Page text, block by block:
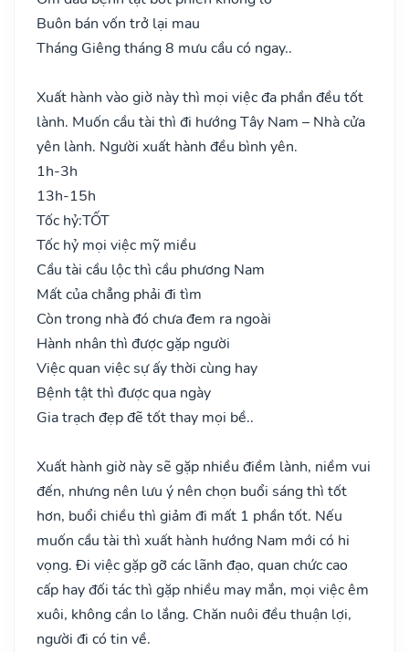
Buôn bán vốn trở lại mau
Tháng Giêng tháng 8 mưu cầu có ngay..
Xuất hành vào giờ này thì mọi việc đa phần đều tốt
lành. Muốn cầu tài thì đi hướng Tây Nam – Nhà cửa
yên lành. Người xuất hành đều bình yên.
1h-3h
13h-15h
Tốc hỷ:TỐT
Tốc hỷ mọi việc mỹ miều
Cầu tài cầu lộc thì cầu phương Nam
Mất của chẳng phải đi tìm
Còn trong nhà đó chưa đem ra ngoài
Hành nhân thì được gặp người
Việc quan việc sự ấy thời cùng hay
Bệnh tật thì được qua ngày
Gia trạch đẹp đẽ tốt thay mọi bề..
Xuất hành giờ này sẽ gặp nhiều điềm lành, niềm vui
đến, nhưng nên lưu ý nên chọn buổi sáng thì tốt
hơn, buổi chiều thì giảm đi mất 1 phần tốt. Nếu
muốn cầu tài thì xuất hành hướng Nam mới có hi
vọng. Đi việc gặp gỡ các lãnh đạo, quan chức cao
cấp hay đối tác thì gặp nhiều may mắn, mọi việc êm
xuôi, không cần lo lắng. Chăn nuôi đều thuận lợi,
người đi có tin về.